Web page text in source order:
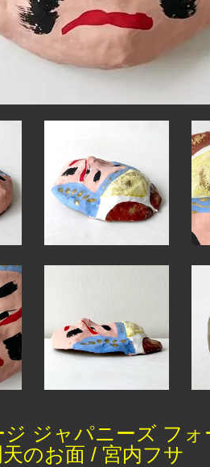
ジ ジャパニーズ フォ
天のお面 / 宮内フサ